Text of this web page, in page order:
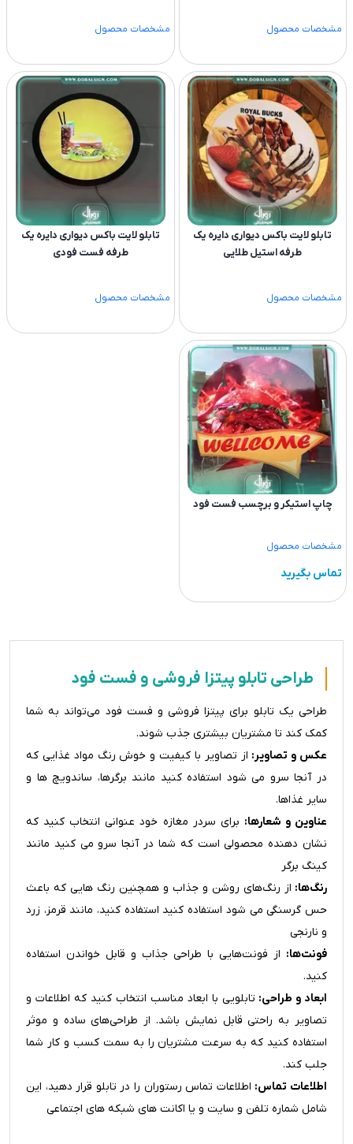
مشخصات محصول مشخصات محصول
تابلو لایت باکس دیواری دایره یک
طرفه استیل طلایی
مشخصات محصول
تابلو لایت باکس دیواری دایره یک
طرفه فست فودی
مشخصات محصول
چاپ استیکر و برچسب فست فود
مشخصات محصول
تماس بگیرید
طراحی تابلو پیتزا فروشی و فست فود
طراحی یک تابلو برای پیتزا فروشی و فست فود می‌تواند به شما
کمک کند تا مشتریان بیشتری جذب شوند.
عکس و تصاویر: از تصاویر با کیفیت و خوش رنگ مواد غذایی که
در آنجا سرو می شود استفاده کنید مانند برگرها، ساندویچ ها و
سایر غذاها.
عناوین و شعارها: برای سردر مغازه خود عنوانی انتخاب کنید که
نشان دهنده محصولی است که شما در آنجا سرو می کنید مانند
کینگ برگر
رنگ‌ها: از رنگ‌های روشن و جذاب و همچنین رنگ هایی که باعث
حس گرسنگی می شود استفاده کنید استفاده کنید، مانند قرمز، زرد
و نارنجی
فونت‌ها: از فونت‌هایی با طراحی جذاب و قابل خواندن استفاده
کنید.
ابعاد و طراحی: تابلویی با ابعاد مناسب انتخاب کنید که اطلاعات و
تصاویر به راحتی قابل نمایش باشد. از طراحی‌های ساده و موثر
استفاده کنید که به سرعت مشتریان را به سمت کسب و کار شما
جلب کند.
اطلاعات تماس: اطلاعات تماس رستوران را در تابلو قرار دهید، این
شامل شماره تلفن و سایت و یا اکانت های شبکه های اجتماعی